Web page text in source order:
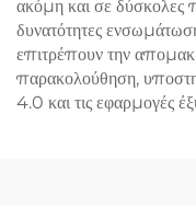
ακόμη και σε δύσκολες
δυνατότητες
επιτρέπουν την
παρακολούθηση,
4.0 και τις εφαρμογές